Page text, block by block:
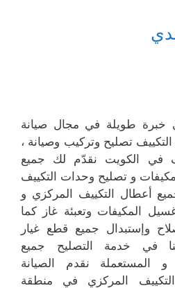
خبرة طويلة في مجال صيانة
تصليح وتركيب وصيانة ،
في الكويت نقدّم لك جميع
و تصليح وحدات التكييف
أعطال التكييف المركزي و
المكيفات وتعبئة غاز كما
وإستبدال جميع قطع غيار
في خدمة التصليح جميع
و المستعملة نقدم الصيانة
التكييف المركزي في منطقة